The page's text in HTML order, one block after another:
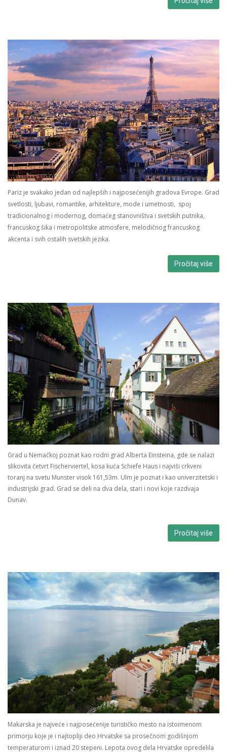
Pariz je svakako jedan od najlepših i najposećenijih gradova Evrope. Grad
svetlosti, ljubavi, romantike, arhitekture, mode i umetnosti, spoj
tradicionalnog i modernog, domaćeg stanovništva i svetskih putnika,
francuskog šika i metropolitske atmosfere, melodičnog francuskog
akcenta i svih ostalih svetskih jezika.
Pročitaj više
Grad u Nemačkoj poznat kao rodni grad Alberta Einsteina, gde se nalazi
slikovita četvrt Fischerviertel, kosa kuća Schiefe Haus i najviši crkveni
toranj na svetu Munster visok 161,53m. Ulm je poznat i kao univerzitetski i
industrijski grad. Grad se deli na dva dela, stari i novi koje razdvaja
Dunav.
Pročitaj više
Makarska je najveće i najposećenije turističko mesto na istoimenom
primorju koje je i najtopliji deo Hrvatske sa prosečnom godišnjom
temperaturom i iznad 20 stepeni. Lepota ovog dela Hrvatske opredelila